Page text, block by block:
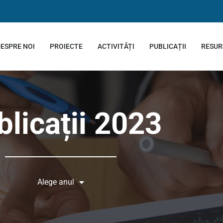
NOI PROIECTE ACTIVITĂȚI PUBLICAȚII
2023
Alege anul